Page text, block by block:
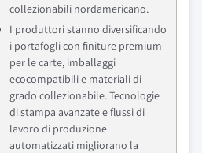
collezionabili nordamericano.
I produttori stanno diversificando
i portafogli con finiture premium
per le carte, imballaggi
ecocompatibili e materiali di
grado collezionabile. Tecnologie
di stampa avanzate e flussi di
lavoro di produzione
automatizzati migliorano la